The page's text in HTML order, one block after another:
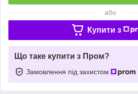
або
Купити з
Що таке купити з Пром?
Замовлення під захистом